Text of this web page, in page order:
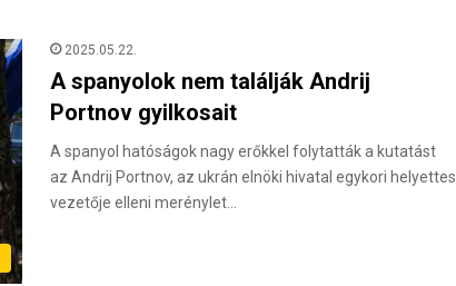
2025.05.22.
A spanyolok nem találják Andrij
Portnov gyilkosait
A spanyol hatóságok nagy erőkkel folytatták a kutatást
az Andrij Portnov, az ukrán elnöki hivatal egykori helyettes
vezetője elleni merénylet…